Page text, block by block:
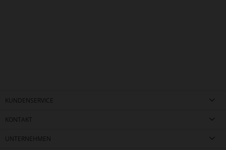
KUNDENSERVICE
KONTAKT
UNTERNEHMEN